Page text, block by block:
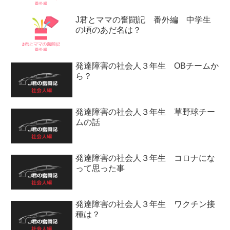
J君とママの奮闘記 番外編 中学生
の頃のあだ名は？
発達障害の社会人３年生 OBチームか
ら？
発達障害の社会人３年生 草野球チー
ムの話
発達障害の社会人３年生 コロナにな
って思った事
発達障害の社会人３年生 ワクチン接
種は？